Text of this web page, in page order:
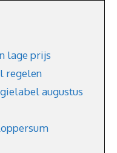
lage prijs
regelen
augustus